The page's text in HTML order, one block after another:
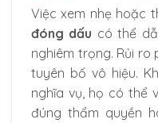
Việc xem nhẹ hoặc
đóng dấu có thể
nghiêm trọng. Rủi
tuyên bố vô hiệu.
nghĩa vụ, họ có thể
đúng thẩm quyền